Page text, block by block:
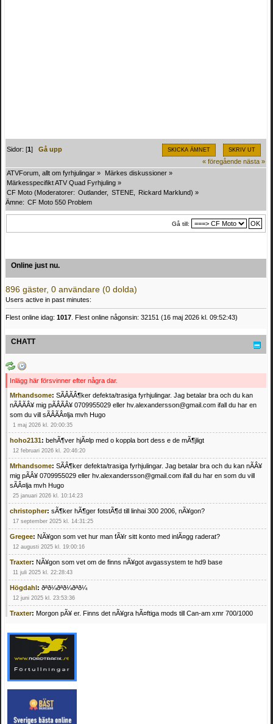
SKICKA ÄMNET SKRIV UT
Sidor: [1]Gå upp
« föregående nästa »
ATVForum, allt om fyrhjulingar » Märkes diskussioner »
Märkesspecifikt ATV Quad Fyrhjuling »
CF Moto (Moderatorer: Outlander, STENE Rickard Marklund) »
Ämne: CF Moto 550 Problem
Gå till:
Online just nu.
896 gäster, 0 användare (0 dolda)
Users active in past minutes:
Flest online idag: 1017 . Flest online någonsin: 32151 (16 maj 2026 kl. 09:52:43)
CHATT
Inlägg här försvinner efter några dar.
Mrhandsome: SÃÂÃÂ¶ker defekta/trasiga fyrhjulingar. Jag betalar bra och du kan
nÃÂÃÂ¥ mig pÃÂÃÂ¥ 0709955029 eller hv.alexandersson@gmail.com ifall du har en
som du vill sÃÂÃÂ¤lja mvh Hugo
1 maj 2026 kl. 20:00:35
hoho2131: behÃ¶ver hjÃ¤lp med o koppla bort dess e de mÃ¶jligt
12 februari 2026 kl. 20:46:20
Mrhandsome: SÃÂ¶ker defekta/trasiga fyrhjulingar. Jag betalar bra och du kan nÃÂ¥
mig pÃÂ¥ 0709955029 eller hv.alexandersson@gmail.com ifall du har en som du vill
sÃÂ¤lja mvh Hugo
25 januari 2026 kl. 10:14:23
christopher: sÃ¶ker hÃ¶ger fotstÃ¶d till linhai 300 2006, nÃ¥gon?
17 september 2025 kl. 14:31:25
Gregee: NÃ¥gon som vet hur man fÃ¥r sitt konto med inlÃ¤gg raderat?
12 augusti 2025 kl. 19:00:16
Traxter: NÃ¥gon som vet om de finns nÃ¥got avgassystem te hd9 base
11 juli 2025 kl. 22:28:43
Högdahl: ðªð¼ðªð¼ðªð¼
12 juni 2025 kl. 23:53:36
Traxter: Morgon pÃ¥ er. Finns det nÃ¥gra hÃ¤ftiga mods till Can-am xmr 700/1000
Mrhandsome:SÃ¶ker defekta/trasiga fyrhjulingar. Jag betalar bra och du kan nÃ¥ mig
pÃ¥ 0709955029 eller hv.alexandersson@gmail.com ifall du har en som du vill sÃ¤lja
mvh Hugo
21 februari 2025 kl. 09:25:52
Oscar5:NÃ¥gon som vet vad man kan begÃ¤ra fÃ¶r en Honda TRX 350 FE 2005
4 februari 2025 kl. 19:20:50
Oscar5:44